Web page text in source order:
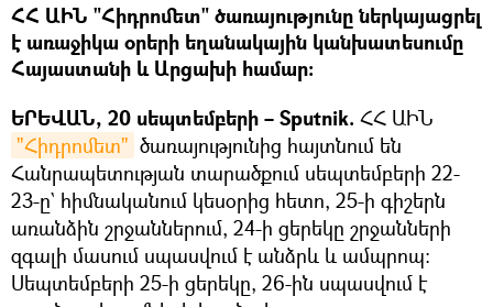
ՀՀ ԱԻՆ "Հիդրոմետ" ծառայությունը ներկայացրել
է առաջիկա օրերի եղանակային կանխատեսումը
Հայաստանի և Արցախի համար։
ԵՐԵՎԱՆ, 20 սեպտեմբերի – Sputnik. ՀՀ ԱԻՆ
"Հիդրոմետ" ծառայությունից հայտնում են
Հանրապետության տարածքում սեպտեմբերի 22-
23-ը` հիմնականում կեսօրից հետո, 25-ի գիշերն
առանձին շրջաններում, 24-ի ցերեկը շրջանների
զգալի մասում սպասվում է անձրև և ամպրոպ:
Սեպտեմբերի 25-ի ցերեկը, 26-ին սպասվում է